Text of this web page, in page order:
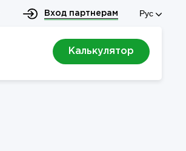
Вход партнерам Рус
Калькулятор